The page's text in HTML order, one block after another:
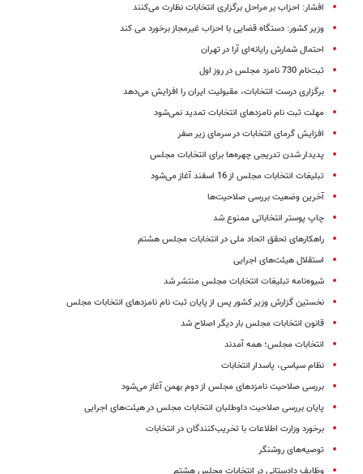
افشار: احزاب بر مراحل برگزاری انتخابات نظارت می‌کنند
وزیر کشور:‌ دستگاه قضایی با احزاب غیرمجاز برخورد می کند
احتمال شمارش رایانه‌ای آرا در تهران
ثبت‌نام 730 نامزد مجلس در روز اول
برگزاری درست انتخابات، مقبولیت ایران را افزایش می‌دهد
مهلت ثبت نام نامزدهای انتخابات تمدید نمی‌شود
افزایش گرمای انتخابات در سرمای زیر صفر
پدیدار شدن تدریجی چهره‌ها برای انتخابات مجلس
تبلیغات انتخابات مجلس از 16 اسفند آغاز می‌شود
آخرین وضعیت بررسی صلاحیت‌ها
چاپ پوستر انتخاباتی ممنوع شد
راهکارهای تحقق اتحاد ملی در انتخابات مجلس هشتم
استقلال هیئت‌های اجرایی
شیوه‌نامه تبلیغات انتخابات مجلس منتشر شد
نخستین گزارش وزیر کشور پس از پایان ثبت نام نامزدهای انتخابات مجلس
قانون انتخابات مجلس بار دیگر اصلاح شد
انتخابات مجلس؛ همه آمدند
نظام سیاسی، پاسدار انتخابات
بررسی صلاحیت نامزدهای مجلس از دوم بهمن آغاز می‌شود
پایان بررسی صلاحیت‌‌ داوطلبان انتخابات مجلس در هیئت‌های اجرایی
برخورد وزارت اطلاعات با تخریب‌کنندگان در انتخابات
توصیه‌های روشنگر
وظایف دادستانی در انتخابات مجلس هشتم